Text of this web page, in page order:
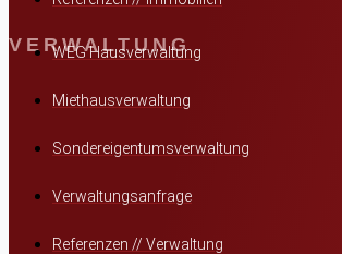
VERWALTUNG
WEG Hausverwaltung
Miethausverwaltung
Sondereigentumsverwaltung
Verwaltungsanfrage
Referenzen // Verwaltung